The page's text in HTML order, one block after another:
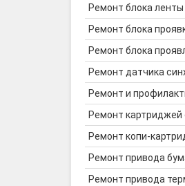
Ремонт блока
Ремонт блока
Ремонт блока
Ремонт датчика
Ремонт и
Ремонт
Ремонт копи-
Ремонт привода
Ремонт привода